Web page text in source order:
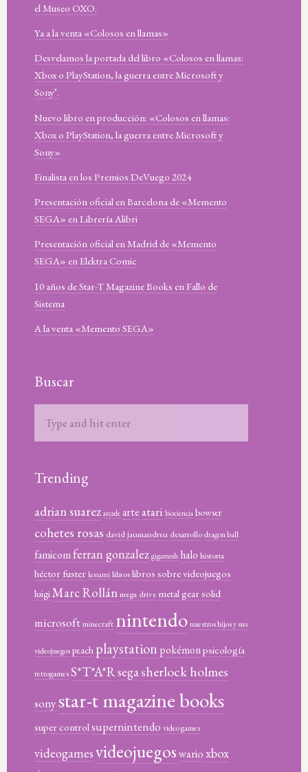
el Museo OXO.
Ya a la venta «Colosos en llamas»
Desvelamos la portada del libro «Colosos en llamas:
Xbox o PlayStation, la guerra entre Microsoft y
Sony’.
Nuevo libro en producción: «Colosos en llamas:
Xbox o PlayStation, la guerra entre Microsoft y
Sony»
Finalista en los Premios DeVuego 2024
Presentación oficial en Barcelona de «Memento
SEGA» en Librería Alibri
Presentación oficial en Madrid de «Memento
SEGA» en Elektra Comic
10 años de Star-T Magazine Books en Fallo de
Sistema
A la venta «Memento SEGA»
Buscar
Trending
adrian suarez arcade arteatari biociencia bowser
cohetes rosas david jaumandreu desarrollodragon ball
famicomferran gonzalez gigamesh halo historia
héctor fuster konami libroslibros sobre videojuegos
luigiMarc Rollánmega drive metal gear solid
microsoftminecraft nintendonuestros hijos y sus
videojuegospeach playstation pokémonpsicología
retrogamesS*T*A*Rsegasherlock holmes
sonystar-t magazine books
super controlsupernintendo video games
videogamesvideojuegoswarioxbox